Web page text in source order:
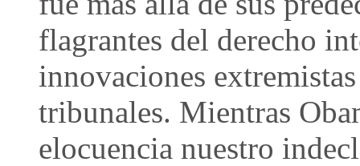
flagrantes del derecho
innovaciones
tribunales. Mientras
elocuencia nuestro